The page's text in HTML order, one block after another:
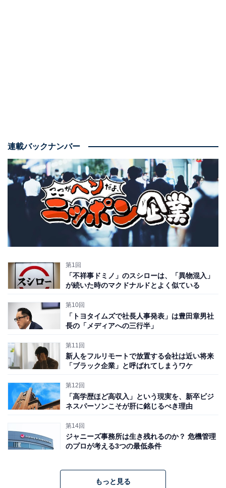
徹底、偏りのない中立的な専門家の協力を得てのガ
バナンス体制の強化等への取り組みを、引き続き全
社一丸となって進めてまいる所存です」
過去よく使われた「ゼロ回答」手法
ご覧のように、今回の告発はもちろん事実関係への言及
はゼロで、おまけに「関係者の方にはご心配をおかけし
が、実はこれは企業危機管理の世界では特に珍しくな
い。会社としてこれ以上、触れてほしくないスキャンダ
べきという考え方がある。
・スキャンダルの存在そのものを認めない
・事実関係についても一切言及しない
連載バックナンバー
第1回
「不祥事ドミノ」のスシローは、「異物混入」
が続いた時のマクドナルドとよく似ている
第10回
「トヨタイムズで社長人事発表」は豊田章男社
長の「メディアへの三行半」
第11回
新人をフルリモートで放置する会社は近い将来
「ブラック企業」と呼ばれてしまうワケ
第12回
「高学歴ほど高収入」という現実を、新卒ビジ
ネスパーソンこそが肝に銘じるべき理由
第14回
ジャニーズ事務所は生き残れるのか？ 危機管理
のプロが考える3つの最低条件
もっと見る